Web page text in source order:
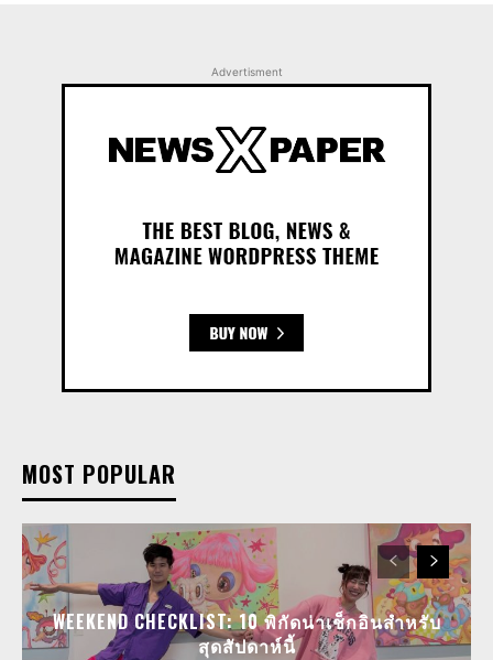
Advertisment
MOST POPULAR
WEEKEND CHECKLIST: 10 พิกัดน่าเช็กอินสำหรับ
สุดสัปดาห์นี้